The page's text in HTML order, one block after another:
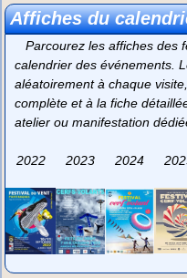
Affiches du
Parcourez les affiches des
calendrier des événements.
aléatoirement à chaque
complète et à la fiche
atelier ou manifestation
2022 2023 2024